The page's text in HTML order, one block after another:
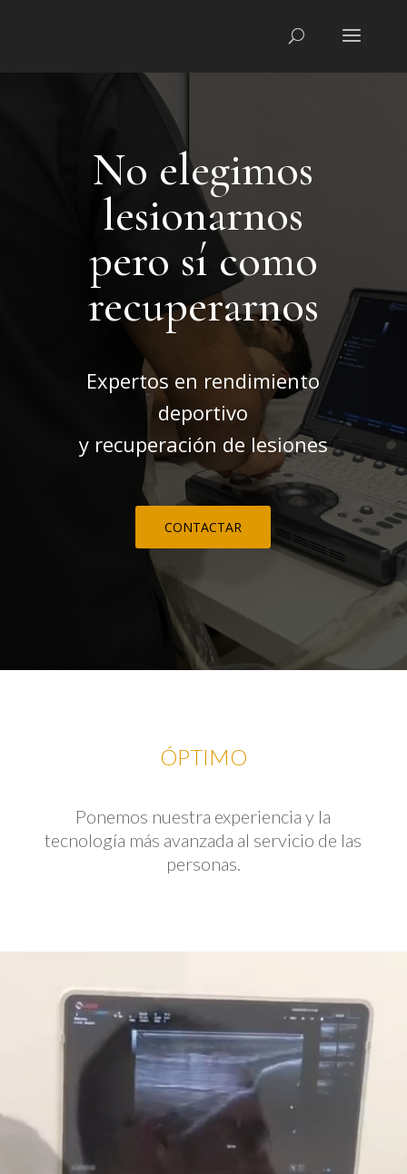
No elegimos
lesionarnos
pero sí como
recuperarnos
Expertos en rendimiento
deportivo
y recuperación de lesiones
CONTACTAR
ÓPTIMO
Ponemos nuestra experiencia y la
tecnología más avanzada al servicio de las
personas.